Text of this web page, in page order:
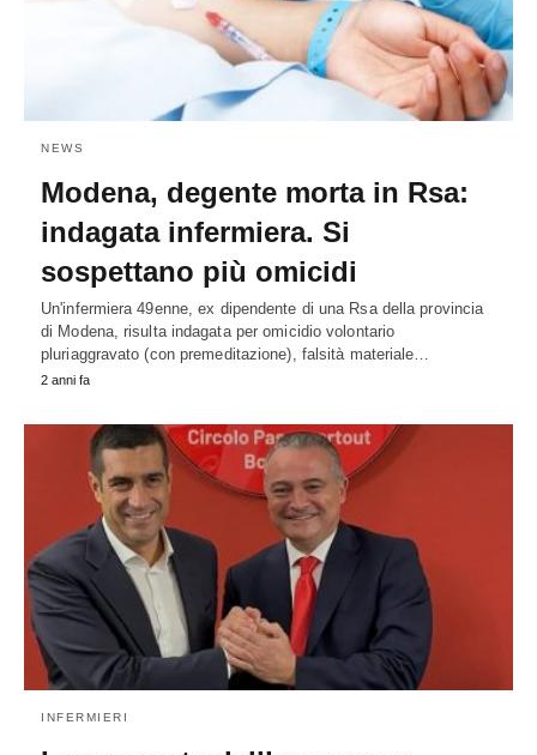
NEWS
Modena, degente morta in Rsa:
indagata infermiera. Si
sospettano più omicidi
Un'infermiera 49enne, ex dipendente di una Rsa della provincia
di Modena, risulta indagata per omicidio volontario
pluriaggravato (con premeditazione), falsità materiale…
2 anni fa
INFERMIERI